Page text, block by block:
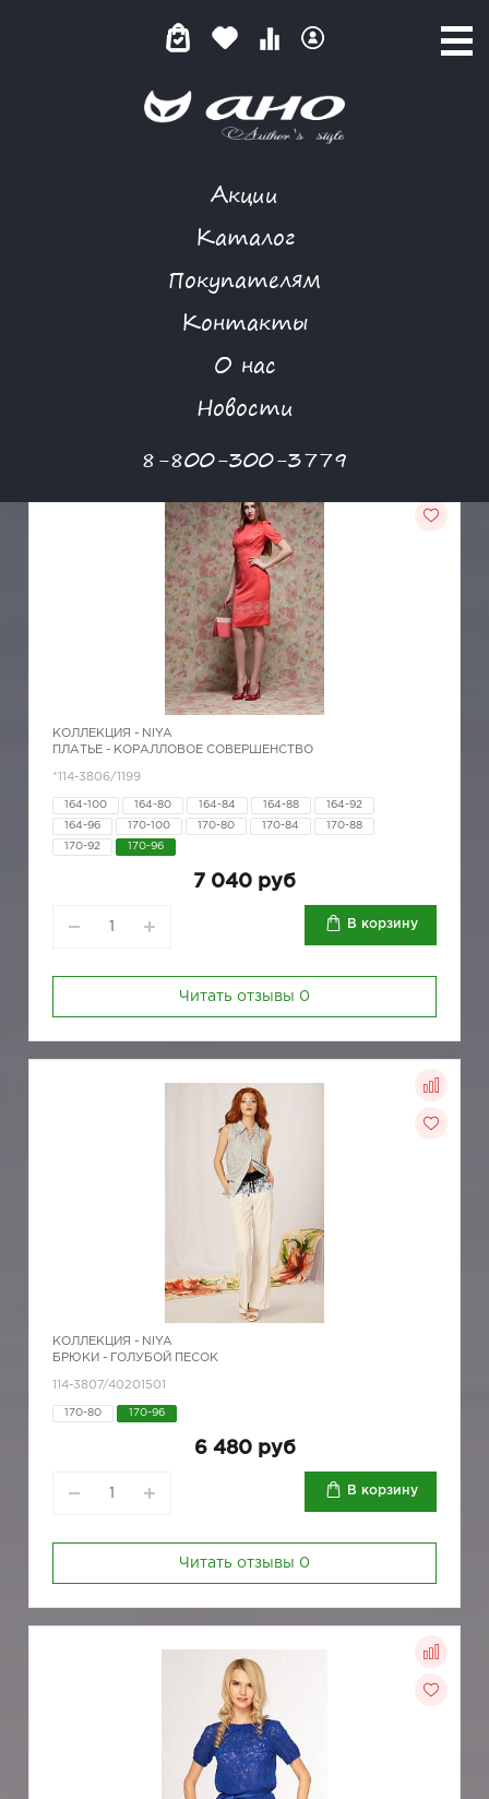
Акции
Каталог
Покупателям
Контакты
О нас
Новости
8-800-300-3779
NIYA
КОЛЛЕКЦИЯ - NIYA
ПЛАТЬЕ - КОРАЛЛОВОЕ СОВЕРШЕНСТВО
*114-3806/1199
164-100 164-80 164-84 164-88 164-92
164-96 170-100 170-80 170-84 170-88
170-92 170-96
7 040 руб
В корзину
Читать отзывы 0
КОЛЛЕКЦИЯ - NIYA
БРЮКИ - ГОЛУБОЙ ПЕСОК
114-3807/40201501
170-80 170-96
6 480 руб
В корзину
Читать отзывы 0